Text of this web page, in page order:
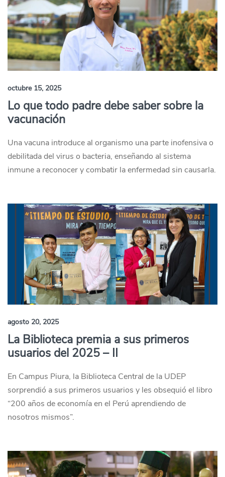
octubre 15, 2025
Lo que todo padre debe saber sobre la
vacunación
Una vacuna introduce al organismo una parte inofensiva o
debilitada del virus o bacteria, enseñando al sistema
inmune a reconocer y combatir la enfermedad sin causarla.
agosto 20, 2025
La Biblioteca premia a sus primeros
usuarios del 2025 – II
En Campus Piura, la Biblioteca Central de la UDEP
sorprendió a sus primeros usuarios y les obsequió el libro
“200 años de economía en el Perú aprendiendo de
nosotros mismos”.